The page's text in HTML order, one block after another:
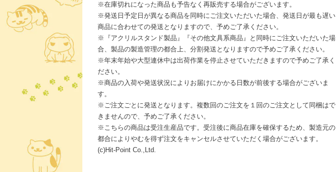
※在庫切れになった商品も予告なく再販売する場合がございます。
※発送日予定日が異なる商品を同時にご注文いただいた場合、発送日が最も遅い
商品に合わせての発送となりますので、予めご了承ください。
※『アクリルスタンド製品』『その他文具系商品』と同時にご注文いただいた場
合、製品の製造管理の都合上、分割発送となりますので予めご了承ください。
※年末年始や大型連休中は出荷作業を停止させていただきますので予めご了承く
ださい。
※商品の入荷や発送状況によりお届けにかかる日数が前後する場合がございま
す。
※ご注文ごとに発送となります。複数回のご注文を１回のご注文として同梱はで
きませんので、予めご了承ください。
※こちらの商品は受注生産品です。受注後に商品在庫を確保するため、製造元の
都合によりやむを得ず注文をキャンセルさせていただく場合がございます。
(c)Hit-Point Co.,Ltd.